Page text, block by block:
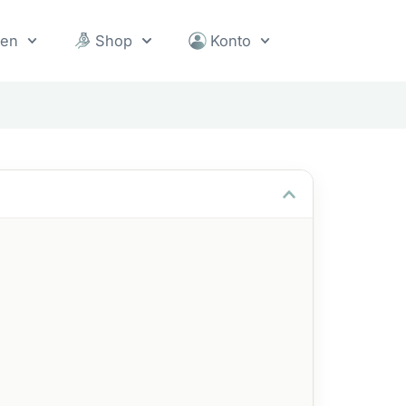
Shop Konto